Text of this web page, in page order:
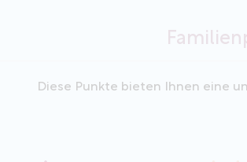
Diese Punkte bieten Ihnen eine